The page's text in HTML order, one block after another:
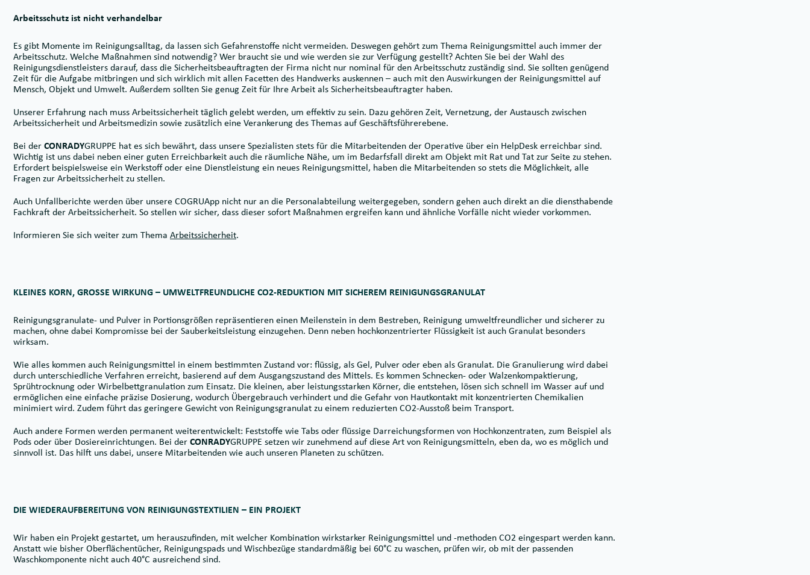
Arbeitsschutz ist nicht verhandelbar
Es gibt Momente im Reinigungsalltag, da lassen sich Gefahrenstoffe nicht vermeiden. Deswegen gehört zum Thema Reinigungsmittel auch immer der
Arbeitsschutz. Welche Maßnahmen sind notwendig? Wer braucht sie und wie werden sie zur Verfügung gestellt? Achten Sie bei der Wahl des
Reinigungsdienstleisters darauf, dass die Sicherheitsbeauftragten der Firma nicht nur nominal für den Arbeitsschutz zuständig sind. Sie sollten genügend
Zeit für die Aufgabe mitbringen und sich wirklich mit allen Facetten des Handwerks auskennen – auch mit den Auswirkungen der Reinigungsmittel auf
Mensch, Objekt und Umwelt. Außerdem sollten Sie genug Zeit für Ihre Arbeit als Sicherheitsbeauftragter haben.
Unserer Erfahrung nach muss Arbeitssicherheit täglich gelebt werden, um effektiv zu sein. Dazu gehören Zeit, Vernetzung, der Austausch zwischen
Arbeitssicherheit und Arbeitsmedizin sowie zusätzlich eine Verankerung des Themas auf Geschäftsführerebene.
Bei der CONRADYGRUPPE hat es sich bewährt, dass unsere Spezialisten stets für die Mitarbeitenden der Operative über ein HelpDesk erreichbar sind.
Wichtig ist uns dabei neben einer guten Erreichbarkeit auch die räumliche Nähe, um im Bedarfsfall direkt am Objekt mit Rat und Tat zur Seite zu stehen.
Erfordert beispielsweise ein Werkstoff oder eine Dienstleistung ein neues Reinigungsmittel, haben die Mitarbeitenden so stets die Möglichkeit, alle
Fragen zur Arbeitssicherheit zu stellen.
Auch Unfallberichte werden über unsere COGRUApp nicht nur an die Personalabteilung weitergegeben, sondern gehen auch direkt an die diensthabende
Fachkraft der Arbeitssicherheit. So stellen wir sicher, dass dieser sofort Maßnahmen ergreifen kann und ähnliche Vorfälle nicht wieder vorkommen.
Informieren Sie sich weiter zum Thema Arbeitssicherheit.
KLEINES KORN, GROSSE WIRKUNG – UMWELTFREUNDLICHE CO2-REDUKTION MIT SICHEREM REINIGUNGSGRANULAT
Reinigungsgranulate- und Pulver in Portionsgrößen repräsentieren einen Meilenstein in dem Bestreben, Reinigung umweltfreundlicher und sicherer zu
machen, ohne dabei Kompromisse bei der Sauberkeitsleistung einzugehen. Denn neben hochkonzentrierter Flüssigkeit ist auch Granulat besonders
wirksam.
Wie alles kommen auch Reinigungsmittel in einem bestimmten Zustand vor: flüssig, als Gel, Pulver oder eben als Granulat. Die Granulierung wird dabei
durch unterschiedliche Verfahren erreicht, basierend auf dem Ausgangszustand des Mittels. Es kommen Schnecken- oder Walzenkompaktierung,
Sprühtrocknung oder Wirbelbettgranulation zum Einsatz. Die kleinen, aber leistungsstarken Körner, die entstehen, lösen sich schnell im Wasser auf und
ermöglichen eine einfache präzise Dosierung, wodurch Übergebrauch verhindert und die Gefahr von Hautkontakt mit konzentrierten Chemikalien
minimiert wird. Zudem führt das geringere Gewicht von Reinigungsgranulat zu einem reduzierten CO2-Ausstoß beim Transport.
Auch andere Formen werden permanent weiterentwickelt: Feststoffe wie Tabs oder flüssige Darreichungsformen von Hochkonzentraten, zum Beispiel als
Pods oder über Dosiereinrichtungen. Bei der CONRADYGRUPPE setzen wir zunehmend auf diese Art von Reinigungsmitteln, eben da, wo es möglich und
sinnvoll ist. Das hilft uns dabei, unsere Mitarbeitenden wie auch unseren Planeten zu schützen.
DIE WIEDERAUFBEREITUNG VON REINIGUNGSTEXTILIEN – EIN PROJEKT
Wir haben ein Projekt gestartet, um herauszufinden, mit welcher Kombination wirkstarker Reinigungsmittel und -methoden CO2 eingespart werden kann.
Anstatt wie bisher Oberflächentücher, Reinigungspads und Wischbezüge standardmäßig bei 60°C zu waschen, prüfen wir, ob mit der passenden
Waschkomponente nicht auch 40°C ausreichend sind.